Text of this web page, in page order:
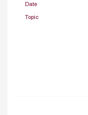
Date
Topic